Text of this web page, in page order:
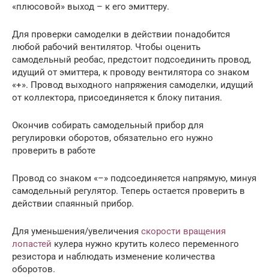
«плюсовой» выход – к его эмиттеру.
Для проверки самоделки в действии понадобится
любой рабочий вентилятор. Чтобы оценить
самодельный реобас, предстоит подсоединить провод,
идущий от эмиттера, к проводу вентилятора со знаком
«+». Провод выходного напряжения самоделки, идущий
от коллектора, присоединяется к блоку питания.
Окончив собирать самодельный прибор для
регулировки оборотов, обязательно его нужно
проверить в работе
Провод со знаком «–» подсоединяется напрямую, минуя
самодельный регулятор. Теперь остается проверить в
действии спаянный прибор.
Для уменьшения/увеличения скорости вращения
лопастей кулера нужно крутить колесо переменного
резистора и наблюдать изменение количества
оборотов.